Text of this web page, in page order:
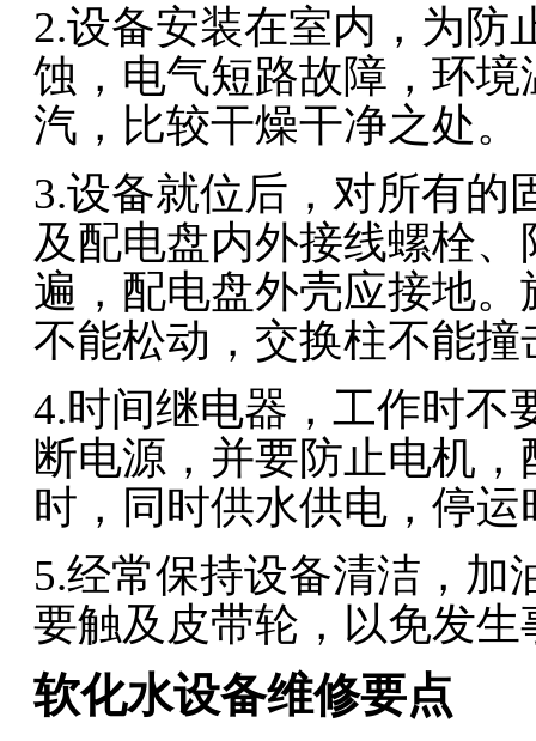
2.设备安装在室内，为防
蚀，电气短路故障，环
汽，比较干燥干净之处。
3.设备就位后，对所有的
及配电盘内外接线螺栓
遍，配电盘外壳应接地
不能松动，交换柱不能撞
4.时间继电器，工作时不
断电源，并要防止电机
时，同时供水供电，停
5.经常保持设备清洁，加
要触及皮带轮，以免发生
软化水设备维修要点